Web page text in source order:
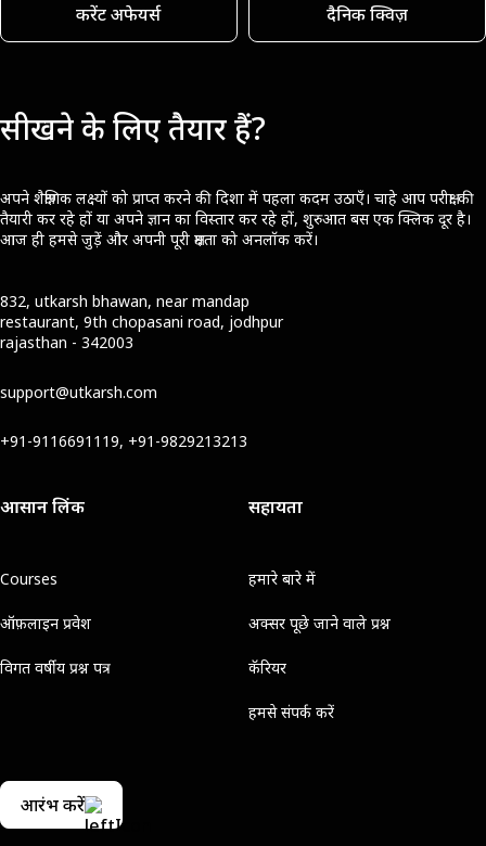
करेंट अफेयर्स दैनिक क्विज़
सीखने के लिए तैयार हैं?
अपने शैक्षणिक लक्ष्यों को प्राप्त करने की दिशा में पहला कदम उठाएँ। चाहे आप परीक्षा की
तैयारी कर रहे हों या अपने ज्ञान का विस्तार कर रहे हों, शुरुआत बस एक क्लिक दूर है।
आज ही हमसे जुड़ें और अपनी पूरी क्षमता को अनलॉक करें।
832, utkarsh bhawan, near mandap
restaurant, 9th chopasani road, jodhpur
rajasthan - 342003
support@utkarsh.com
+91-9116691119, +91-9829213213
आसान लिंक
Courses
ऑफ़लाइन प्रवेश
विगत वर्षीय प्रश्न पत्र
सहायता
हमारे बारे में
अक्सर पूछे जाने वाले प्रश्न
कॅरियर
हमसे संपर्क करें
आरंभ करें